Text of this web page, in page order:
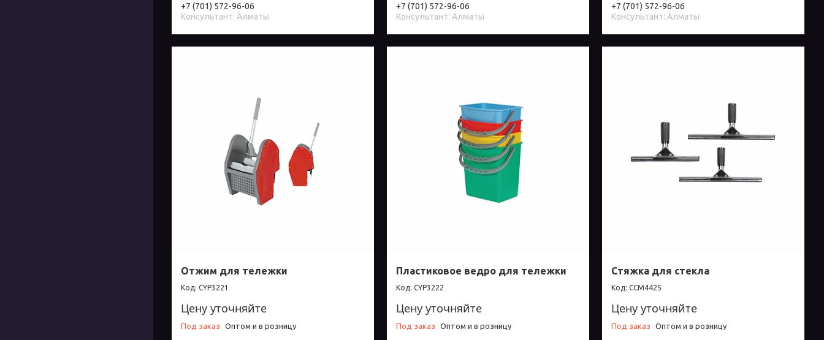
+7 (701) 572-96-06
Консультант: Алматы
+7 (701) 572-96-06
Консультант: Алматы
+7 (701) 572-96-06
Консультант: Алматы
Отжим для тележки
CYP3221
Цену уточняйте
Под заказ Оптом и в розницу
Пластиковое ведро для тележки
CYP3222
Цену уточняйте
Под заказ Оптом и в розницу
Стяжка для стекла
ССМ4425
Цену уточняйте
Под заказ Оптом и в розницу